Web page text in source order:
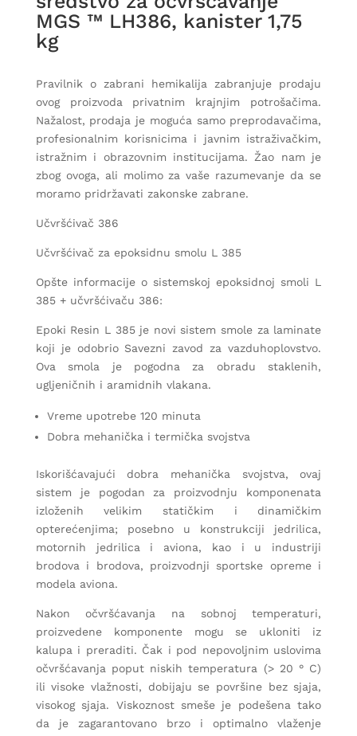
MGS ™ LH386, kanister 1,75
kg
Pravilnik o zabrani hemikalija zabranjuje prodaju
ovog proizvoda privatnim krajnjim potrošačima.
Nažalost, prodaja je moguća samo preprodavačima,
profesionalnim korisnicima i javnim istraživačkim,
istražnim i obrazovnim institucijama. Žao nam je
zbog ovoga, ali molimo za vaše razumevanje da se
moramo pridržavati zakonske zabrane.
Učvršćivač 386
Učvršćivač za epoksidnu smolu L 385
Opšte informacije o sistemskoj epoksidnoj smoli L
385 + učvršćivaču 386:
Epoki Resin L 385 je novi sistem smole za laminate
koji je odobrio Savezni zavod za vazduhoplovstvo.
Ova smola je pogodna za obradu staklenih,
ugljeničnih i aramidnih vlakana.
Vreme upotrebe 120 minuta
Dobra mehanička i termička svojstva
Iskorišćavajući dobra mehanička svojstva, ovaj
sistem je pogodan za proizvodnju komponenata
izloženih velikim statičkim i dinamičkim
opterećenjima; posebno u konstrukciji jedrilica,
motornih jedrilica i aviona, kao i u industriji
brodova i brodova, proizvodnji sportske opreme i
modela aviona.
Nakon očvršćavanja na sobnoj temperaturi,
proizvedene komponente mogu se ukloniti iz
kalupa i preraditi. Čak i pod nepovoljnim uslovima
očvršćavanja poput niskih temperatura (> 20 ° C)
ili visoke vlažnosti, dobijaju se površine bez sjaja,
visokog sjaja. Viskoznost smeše je podešena tako
da je zagarantovano brzo i optimalno vlaženje